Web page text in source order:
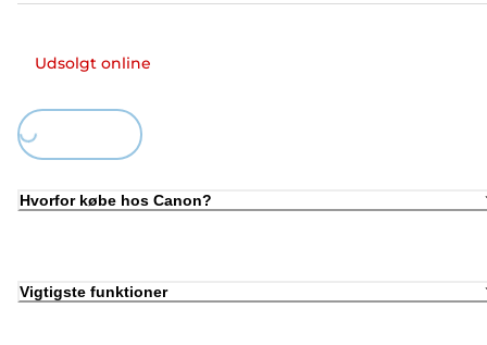
Udsolgt online
Loading...
Hvorfor købe hos Canon?
Vigtigste funktioner